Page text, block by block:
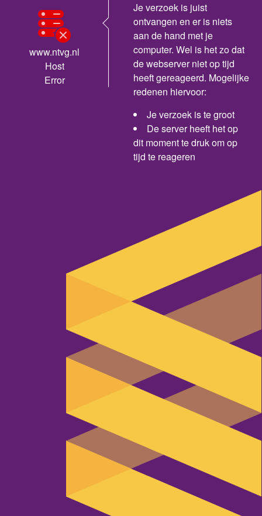
www.ntvg.nl
Host
Error
Je verzoek is juist
ontvangen en er is niets
aan de hand met je
computer. Wel is het zo dat
de webserver niet op tijd
heeft gereageerd. Mogelijke
redenen hiervoor:
Je verzoek is te groot
De server heeft het op
dit moment te druk om op
tijd te reageren